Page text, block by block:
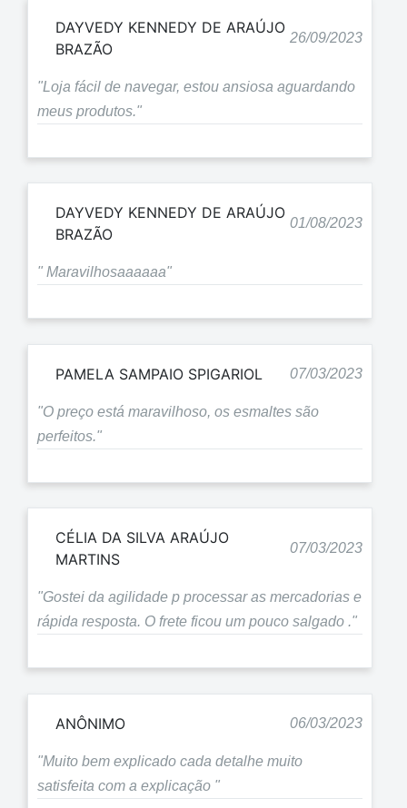
DAYVEDY KENNEDY DE ARAÚJO
BRAZÃO
26/09/2023
"Loja fácil de navegar, estou ansiosa aguardando
meus produtos."
DAYVEDY KENNEDY DE ARAÚJO
BRAZÃO
01/08/2023
" Maravilhosaaaaaa"
PAMELA SAMPAIO SPIGARIOL 07/03/2023
"O preço está maravilhoso, os esmaltes são
perfeitos."
CÉLIA DA SILVA ARAÚJO
MARTINS
07/03/2023
"Gostei da agilidade p processar as mercadorias e
rápida resposta. O frete ficou um pouco salgado ."
ANÔNIMO 06/03/2023
"Muito bem explicado cada detalhe muito
satisfeita com a explicação "